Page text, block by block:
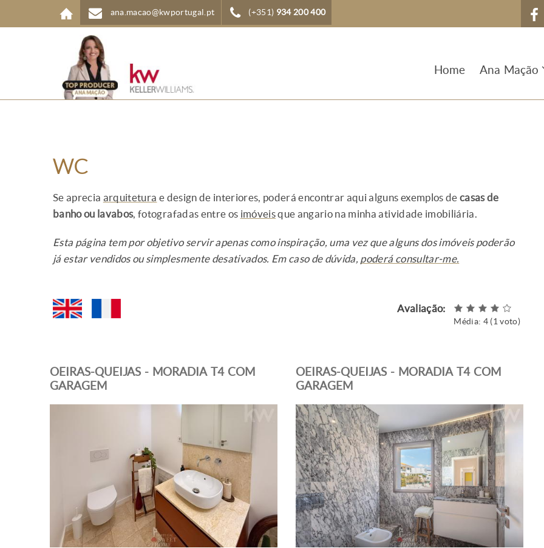
Passar para o conteúdo principalana.macao@kwportugal.pt (+351) 934 200 400
Home Ana Mação
WC
Se aprecia arquitetura e design de interiores, poderá encontrar aqui alguns exemplos de casas de
banho ou lavabos, fotografadas entre os imóveisque angario na minha atividade imobiliária.
Esta página tem por objetivo servir apenas como inspiração, uma vez que alguns dos imóveis poderão
já estar vendidos ou simplesmente desativados. Em caso de dúvida, poderá consultar-me.
Avaliação:
Média: 4 (1 voto)
OEIRAS-QUEIJAS - MORADIA T4 COM
GARAGEM
OEIRAS-QUEIJAS - MORADIA T4 COM
GARAGEM